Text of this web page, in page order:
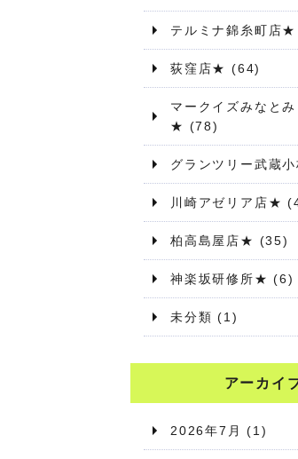
テルミナ錦糸町店★
荻窪店★ (64)
マークイズみなと
★ (78)
グランツリー武蔵
川崎アゼリア店★
柏高島屋店★ (35)
神楽坂研修所★ (6)
未分類 (1)
アーカイ
2026年7月 (1)